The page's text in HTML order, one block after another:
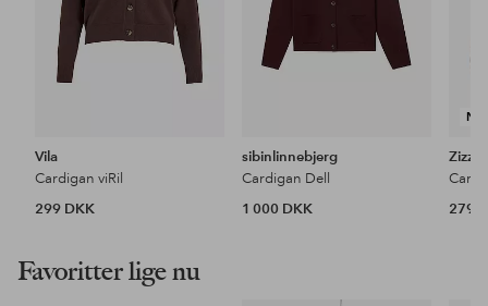
Vila
Cardigan viRil
299 DKK
sibinlinnebjerg
Cardigan Dell
1 000 DKK
Zizzi
279
Favoritter lige nu